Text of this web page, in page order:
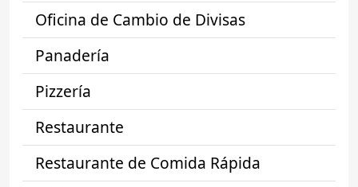
Oficina de Cambio de Divisas
Panadería
Pizzería
Restaurante
Restaurante de Comida Rápida